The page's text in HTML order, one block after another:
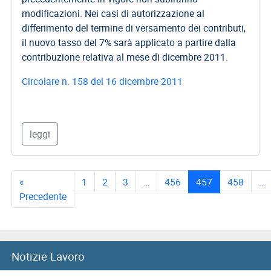
modificazioni. Nei casi di autorizzazione al
differimento del termine di versamento dei contributi,
il nuovo tasso del 7% sarà applicato a partire dalla
contribuzione relativa al mese di dicembre 2011.
Circolare n. 158 del 16 dicembre 2011
leggi
«
Precedente
1 2 3 … 456 457 458 …
Notizie Lavoro